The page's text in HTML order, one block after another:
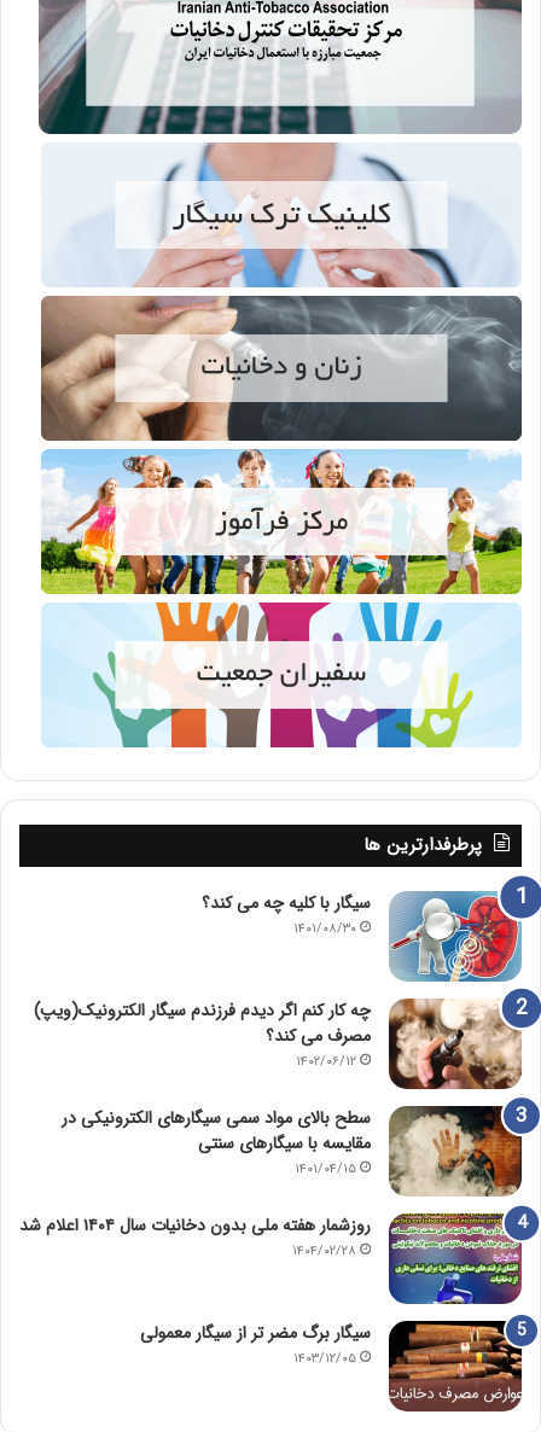
پرطرفدارترین ها
سیگار با کلیه چه می کند؟
۱۴۰۱/۰۸/۳۰
چه کار کنم اگر دیدم فرزندم سیگار الکترونیک(ویپ)
مصرف می کند؟
۱۴۰۲/۰۶/۱۲
سطح بالای مواد سمی سیگارهای الکترونیکی در
مقایسه با سیگارهای سنتی
۱۴۰۱/۰۴/۱۵
روزشمار هفته ملی بدون دخانیات سال ۱۴۰۴ اعلام شد
۱۴۰۴/۰۲/۲۸
سیگار برگ مضر تر از سیگار معمولی
۱۴۰۳/۱۲/۰۵